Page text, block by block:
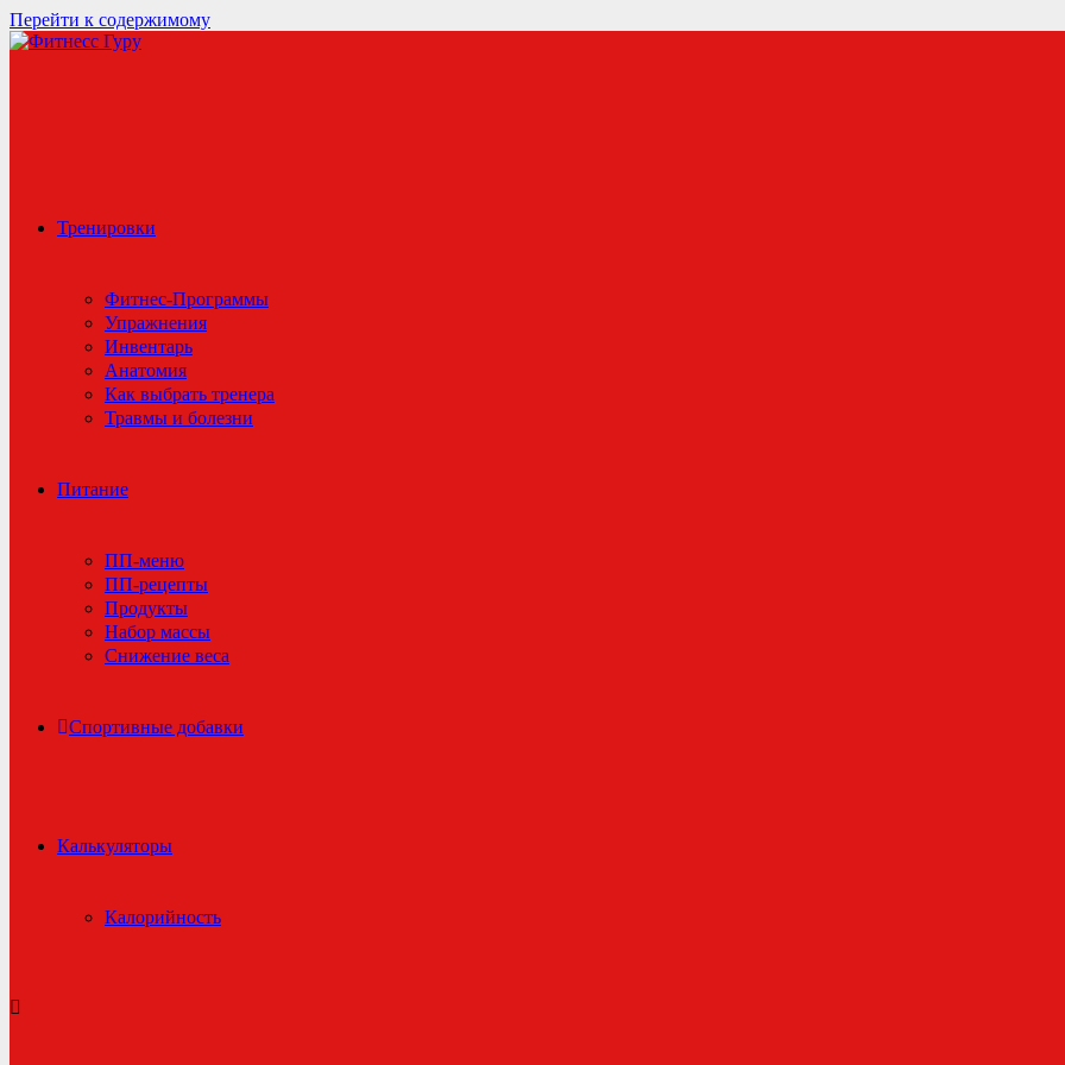
Перейти к содержимому
Тренировки
Фитнес-Программы
Упражнения
Инвентарь
Анатомия
Как выбрать тренера
Травмы и болезни
Питание
ПП-меню
ПП-рецепты
Продукты
Набор массы
Снижение веса
Спортивные добавки
Калькуляторы
Калорийность